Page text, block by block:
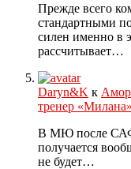
Прежде всего
стандартными
силен именно в
рассчитывает…
Daryn&K к
тренер
В МЮ после
получается
не будет…